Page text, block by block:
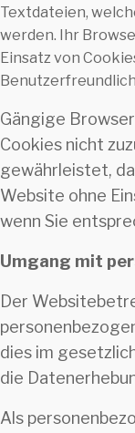
Textdateien,
werden. Ihr
Einsatz von
Gängige
Cookies nicht
gewährleistet,
Website ohne
wenn Sie
Umgang mit
Der
dies im
die
Als